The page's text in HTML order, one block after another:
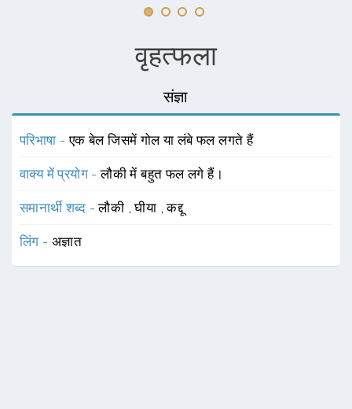
वृहत्फला
संज्ञा
परिभाषा -एक बेल जिसमें गोल या लंबे फल लगते हैं
वाक्य में प्रयोग -लौकी में बहुत फल लगे हैं।
समानार्थी शब्द -लौकी ,घीया ,कद्दू
लिंग - अज्ञात